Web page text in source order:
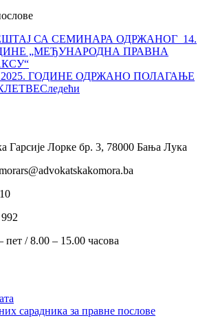
СА СЕМИНАРА ОДРЖАНОГ 14.
„МЕЂУНАРОДНА ПРАВНА
ГОДИНЕ ОДРЖАНО ПОЛАГАЊЕ
Следећи
Гарсије Лорке бр. 3, 78000 Бања Лука
пет / 8.00 – 15.00 часова
сарадника за правне послове